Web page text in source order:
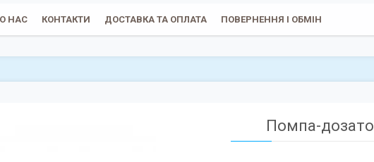
НАС КОНТАКТИ ДОСТАВКА ТА ОПЛАТА ПОВЕРНЕННЯ І ОБМІН
Помпа-